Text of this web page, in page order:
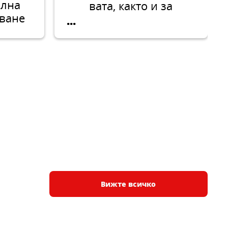
вата, както и за
...
Вижте всичко